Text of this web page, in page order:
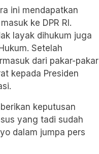
ini mendapatkan
ke DPR RI.
layak dihukum juga
Setelah
dari pakar-pakar
kepada Presiden
keputusan
yang tadi sudah
dalam jumpa pers